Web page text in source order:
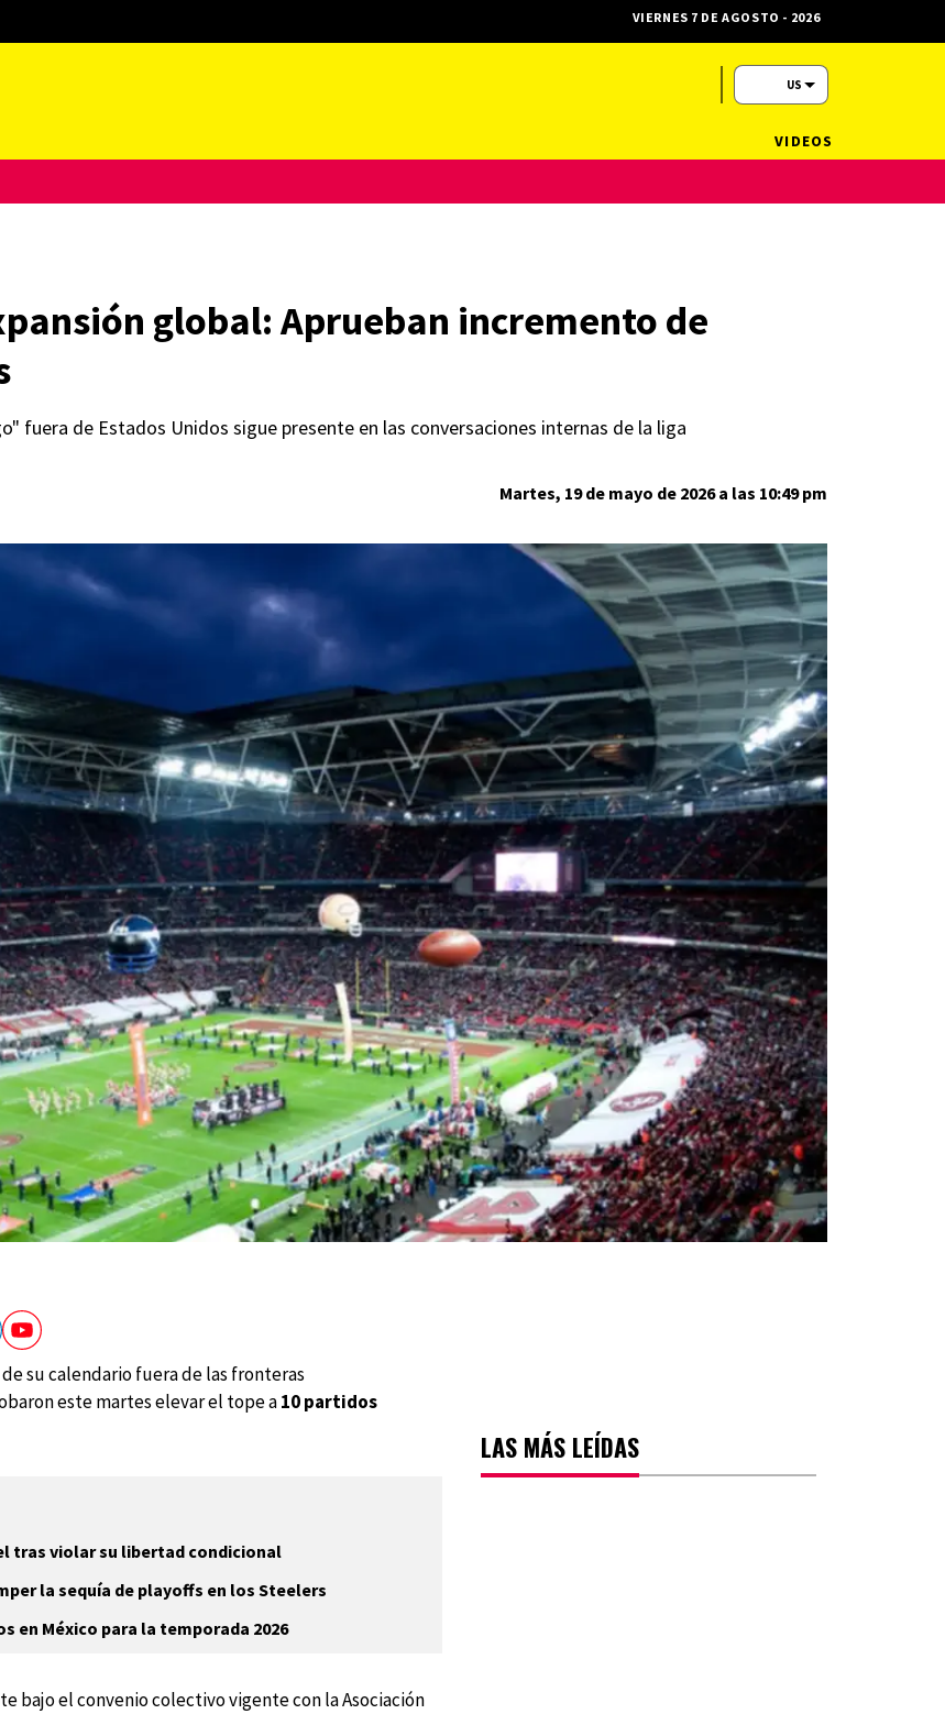
global: Aprueban incremento de
fuera de Estados Unidos sigue presente en las conversaciones internas de la liga
Martes, 19 de mayo de 2026 a las 10:49 pm
su calendario fuera de las fronteras
este martes elevar el tope a10 partidos
tras violar su libertad condicional
la sequía de playoffs en los Steelers
en México para la temporada 2026
bajo el convenio colectivo vigente con la Asociación
LAS MÁS LEÍDAS
VIERNES 7 DE AGOSTO - 2026
US
VIDEOS